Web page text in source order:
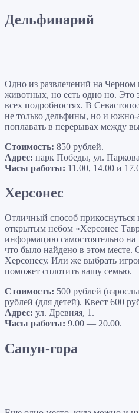
Дельфинарий
Одно из развлечений на
животных, но есть одно но. Это
всех подробностях. В
не только дельфины, но и
поплавать в перерывах между
Стоимость: 850 рублей.
Адрес: парк Победы, ул.
Часы работы: 11.00, 14.00 и
Херсонес
Отличный способ прикоснуться
открытым небом «Херсонес
информацию самостоятельно на
что было найдено в этом
Херсонесу. Или же выбрать
поможет сплотить вашу семью.
Стоимость: 500 рублей
рублей (для детей). Квест 600
Адрес: ул. Древняя, 1.
Часы работы: 9.00 — 20.00.
Сапун-гора